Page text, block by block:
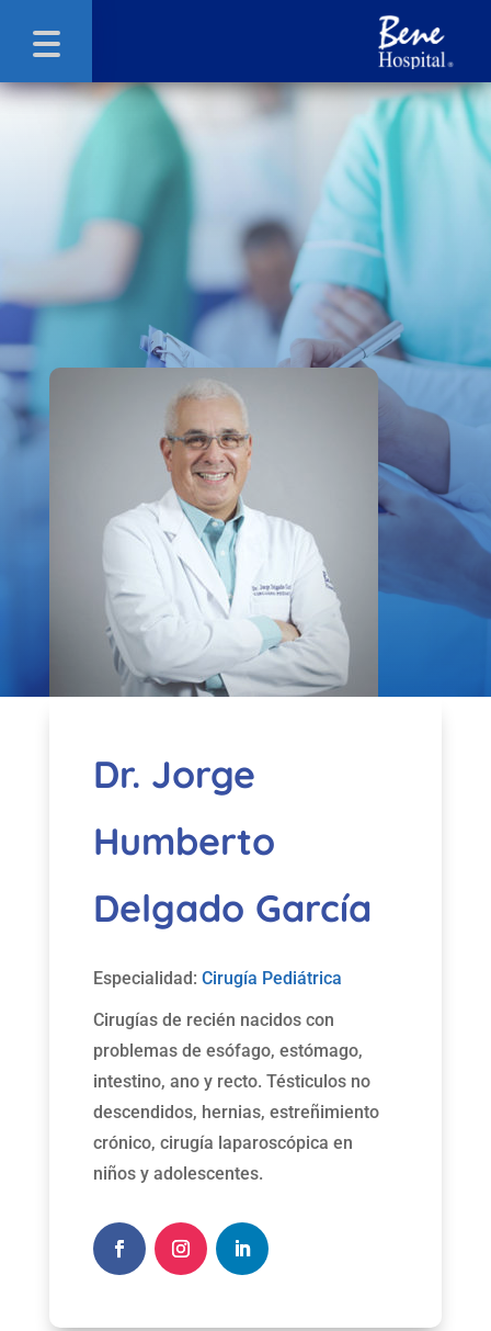
Dr. Jorge
Humberto
Delgado García
Especialidad: Cirugía Pediátrica
Cirugías de recién nacidos con
problemas de esófago, estómago,
intestino, ano y recto. Tésticulos no
descendidos, hernias, estreñimiento
crónico, cirugía laparoscópica en
niños y adolescentes.